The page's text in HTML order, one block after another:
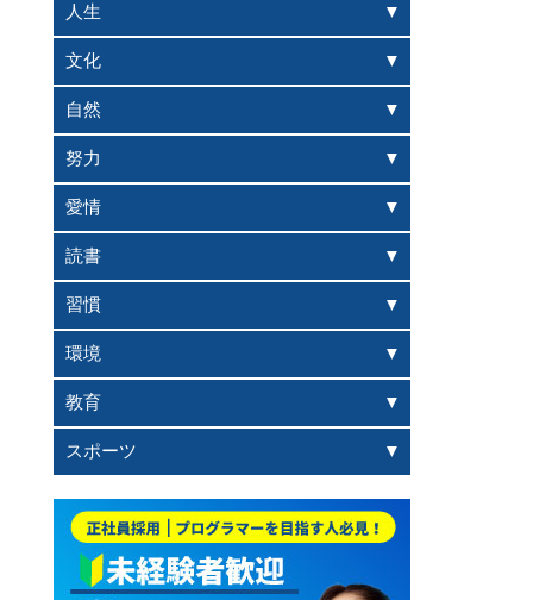
人生
文化
自然
努力
愛情
読書
習慣
環境
教育
スポーツ